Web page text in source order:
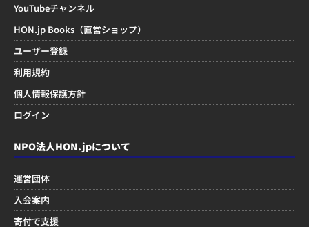
YouTubeチャンネル
HON.jp Books（直営ショップ）
ユーザー登録
利用規約
個人情報保護方針
ログイン
NPO法人HON.jpについて
運営団体
入会案内
寄付で支援